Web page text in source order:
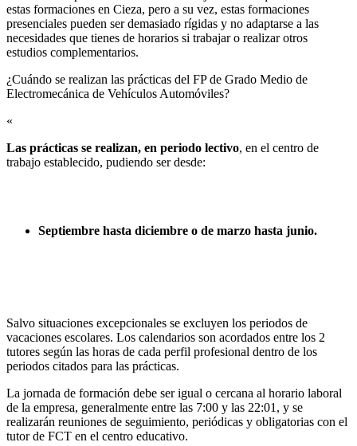
estas formaciones en Cieza, pero a su vez, estas formaciones
presenciales pueden ser demasiado rígidas y no adaptarse a las
necesidades que tienes de horarios si trabajar o realizar otros
estudios complementarios.
¿Cuándo se realizan las prácticas del FP de Grado Medio de
Electromecánica de Vehículos Automóviles?​
«
Las prácticas se realizan, en periodo lectivo, en el centro de
trabajo establecido, pudiendo ser desde:
Septiembre hasta diciembre o de marzo hasta junio.
Salvo situaciones excepcionales se excluyen los periodos de
vacaciones escolares. Los calendarios son acordados entre los 2
tutores según las horas de cada perfil profesional dentro de los
periodos citados para las prácticas.
La jornada de formación debe ser igual o cercana al horario laboral
de la empresa, generalmente entre las 7:00 y las 22:01, y se
realizarán reuniones de seguimiento, periódicas y obligatorias con el
tutor de FCT en el centro educativo.